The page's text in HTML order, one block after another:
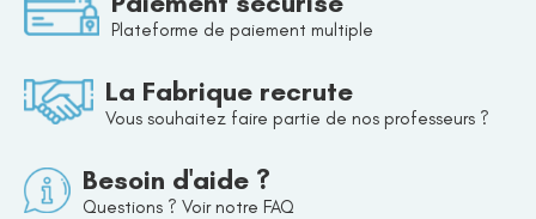
Plateforme de paiement multiple
La Fabrique recrute
Vous souhaitez faire partie de nos professeurs ?
Besoin d'aide ?
Questions ? Voir notre FAQ